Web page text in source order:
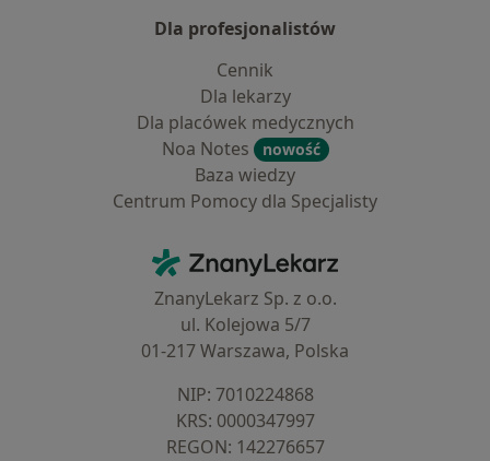
Dla profesjonalistów
Cennik
Dla lekarzy
Dla placówek medycznych
Noa Notes
nowość
Baza wiedzy
Centrum Pomocy dla Specjalisty
ZnanyLekarz - Strona główna
ZnanyLekarz Sp. z o.o.
ul. Kolejowa 5/7
01-217 Warszawa, Polska
NIP: ⁠7010224868
KRS: ⁠0000347997
REGON: ⁠142276657